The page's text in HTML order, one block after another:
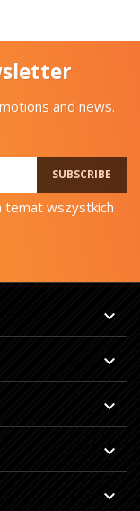
and news.
temat wszystkich




